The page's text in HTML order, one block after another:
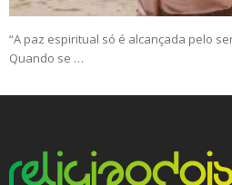
“A paz espiritual só é alcançada pelo
Quando se …